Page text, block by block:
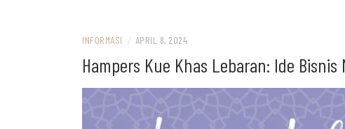
INFORMASI / APRIL 8, 2024
Hampers Kue Khas Lebaran: Ide Bisnis